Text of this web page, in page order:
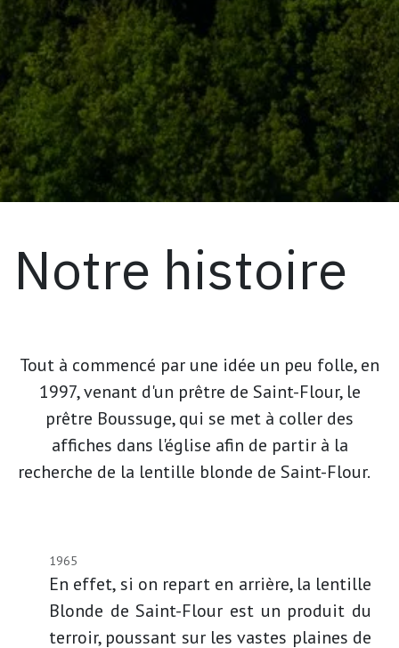
Notre histoire
Tout à commencé par une idée un peu folle, en
1997, venant d'un prêtre de Saint-Flour, le
prêtre Boussuge, qui se met à coller des
affiches dans l'église afin de partir à la
recherche de la lentille blonde de Saint-Flour.
1965
En effet, si on repart en arrière, la lentille
Blonde de Saint-Flour est un produit du
terroir, poussant sur les vastes plaines de